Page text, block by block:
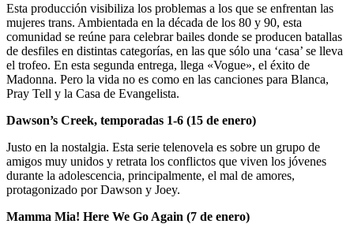
Esta producción visibiliza los problemas a los que se enfrentan las
mujeres trans. Ambientada en la década de los 80 y 90, esta
comunidad se reúne para celebrar bailes donde se producen batallas
de desfiles en distintas categorías, en las que sólo una ‘casa’ se lleva
el trofeo. En esta segunda entrega, llega «Vogue», el éxito de
Madonna. Pero la vida no es como en las canciones para Blanca,
Pray Tell y la Casa de Evangelista.
Dawson’s Creek, temporadas 1-6 (15 de enero)
Justo en la nostalgia. Esta serie telenovela es sobre un grupo de
amigos muy unidos y retrata los conflictos que viven los jóvenes
durante la adolescencia, principalmente, el mal de amores,
protagonizado por Dawson y Joey.
Mamma Mia! Here We Go Again (7 de enero)